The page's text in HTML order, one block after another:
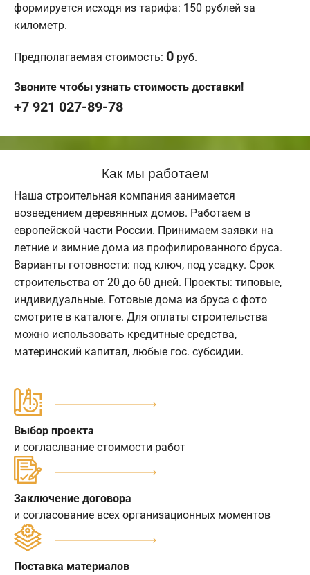
формируется исходя из тарифа: 150 рублей за
километр.
Предполагаемая стоимость: 0 руб.
Звоните чтобы узнать стоимость доставки!
+7 921 027-89-78
Как мы работаем
Наша строительная компания занимается
возведением деревянных домов. Работаем в
европейской части России. Принимаем заявки на
летние и зимние дома из профилированного бруса.
Варианты готовности: под ключ, под усадку. Срок
строительства от 20 до 60 дней. Проекты: типовые,
индивидуальные. Готовые дома из бруса с фото
смотрите в каталоге. Для оплаты строительства
можно использовать кредитные средства,
материнский капитал, любые гос. субсидии.
Выбор проекта
и согласлвание стоимости работ
Заключение договора
и согласование всех организационных моментов
Поставка материалов